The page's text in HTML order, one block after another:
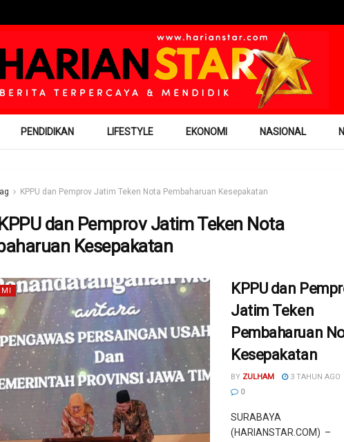
PENDIDIKAN LIFESTYLE EKONOMI NASIONAL
KPPU dan Pemprov Jatim Teken Nota Pembaharuan Kesepakatan
KPPU dan Pemprov Jatim Teken Nota
Kesepakatan
KPPU dan
Jatim Teken
Pembaharuan
Kesepakatan
BY ZULHAM
3 TAHUN AGO
0
SURABAYA
(HARIANSTAR.COM) –